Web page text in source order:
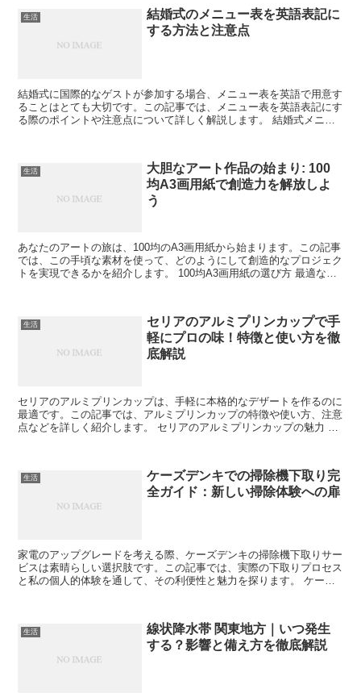
生活
結婚式のメニュー表を英語表記に
する方法と注意点
結婚式に国際的なゲストが参加する場合、メニュー表を英語で用意す
ることはとても大切です。この記事では、メニュー表を英語表記にす
る際のポイントや注意点について詳しく解説します。 結婚式メニュ
生活
大胆なアート作品の始まり: 100
均A3画用紙で創造力を解放しよ
う
あなたのアートの旅は、100均のA3画用紙から始まります。この記事
では、この手頃な素材を使って、どのようにして創造的なプロジェク
トを実現できるかを紹介します。 100均A3画用紙の選び方 最適な画
生活
セリアのアルミプリンカップで手
軽にプロの味！特徴と使い方を徹
底解説
セリアのアルミプリンカップは、手軽に本格的なデザートを作るのに
最適です。この記事では、アルミプリンカップの特徴や使い方、注意
点などを詳しく紹介します。 セリアのアルミプリンカップの魅力 セ
生活
ケーズデンキでの掃除機下取り完
全ガイド：新しい掃除体験への扉
家電のアップグレードを考える際、ケーズデンキの掃除機下取りサー
ビスは素晴らしい選択肢です。この記事では、実際の下取りプロセス
と私の個人的体験を通して、その利便性と魅力を探ります。 ケーズ
生活
線状降水帯 関東地方｜いつ発生
する？影響と備え方を徹底解説